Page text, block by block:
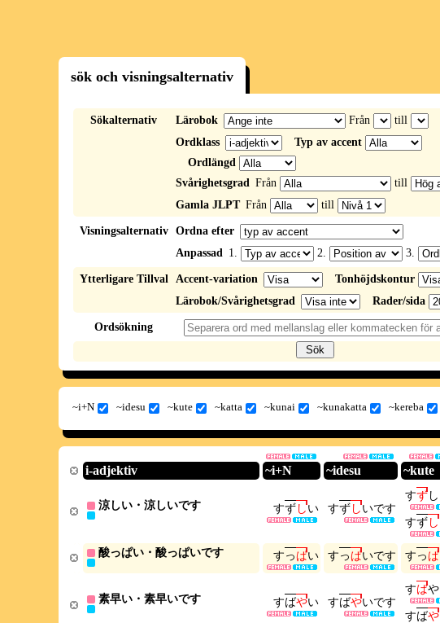
sök och visningsalternativ
Sökalternativ Lärobok Från
till
Ordklass
Typ av accent
Ordlängd
Svårighetsgrad Från
till
Gamla JLPT Från till
Visningsalternativ
Ordna efter
Anpassad 1. 2. 3.
Ytterligare Tillval Accent-variation
Tonhöjdskontur
Lärobok/Svårighetsgrad
Rader/sida
Ordsökning
~i+N ~idesu ~kute ~katta ~kunai ~kunakatta ~kereba
i-adjektiv ~i+N ~idesu ~kute
涼しい・涼しいです すずしい すずしいです
すずし
すずし
酸っぱい・酸っぱいです すっぱい すっぱいです すっぱ
素早い・素早いです すばやい すばやいです
すばや
すばや